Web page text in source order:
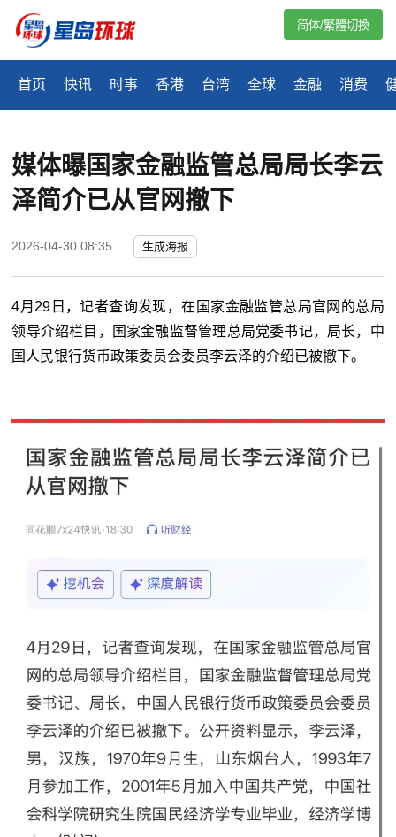
首页 快讯 时事 香港 台湾 全球 金融 消费
简体/繁體切換
媒体曝国家金融监管总局局长李云
泽简介已从官网撤下
2026-04-30 08:35 生成海报
4月29日，记者查询发现，在国家金融监管总局官网的总局
领导介绍栏目，国家金融监督管理总局党委书记，局长，中
国人民银行货币政策委员会委员李云泽的介绍已被撤下。